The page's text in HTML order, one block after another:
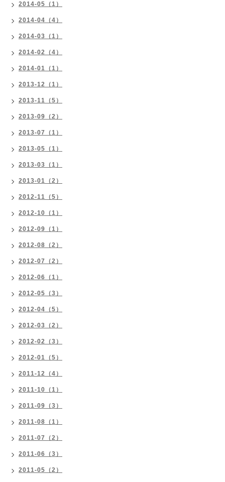
2014-05（1）
2014-04（4）
2014-03（1）
2014-02（4）
2014-01（1）
2013-12（1）
2013-11（5）
2013-09（2）
2013-07（1）
2013-05（1）
2013-03（1）
2013-01（2）
2012-11（5）
2012-10（1）
2012-09（1）
2012-08（2）
2012-07（2）
2012-06（1）
2012-05（3）
2012-04（5）
2012-03（2）
2012-02（3）
2012-01（5）
2011-12（4）
2011-10（1）
2011-09（3）
2011-08（1）
2011-07（2）
2011-06（3）
2011-05（2）